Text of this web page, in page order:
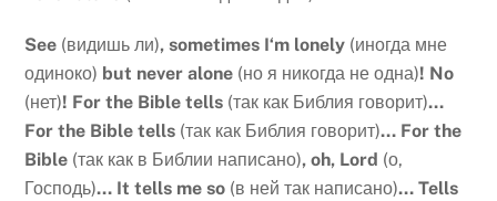
See (видишь ли),sometimes I‘m lonely (иногда мне
одиноко) but never alone (но я никогда не одна)! No
(нет)! For the Bible tells (так как Библия говорит)…
For the Bible tells (так как Библия говорит)… For the
Bible (так как в Библии написано),oh, Lord (о,
Господь)… It tells me so (в ней так написано)…Tells